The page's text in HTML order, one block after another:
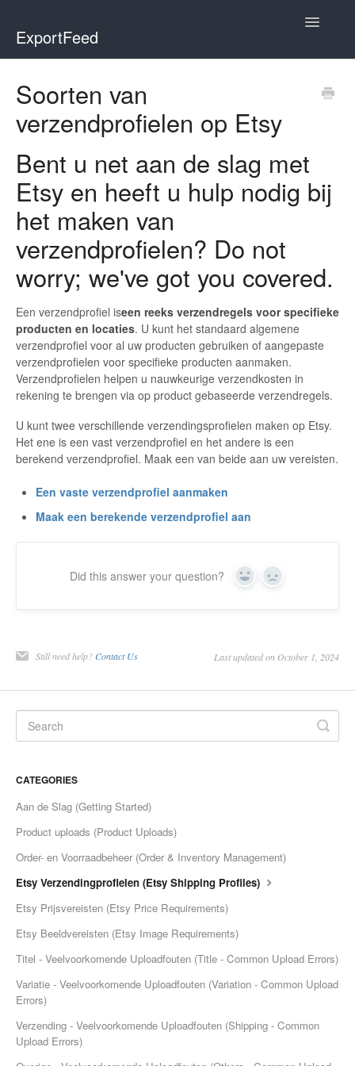
ExportFeed
Toggle
Wix - Square
Wix - Clover
Faire Integration
Wix-Faire
Affiliate Marketplace
Etsy Integration
Etsy Integration - Italian
Etsy Integration - French
Etsy Integration - Deutsch
Etsy Integration - Spanish
Etsy Integration - Dutch
Page Wise Docs - French
Page Wise Docs - Deutsch
Page Wise Docs - Spanish
Walmart Integration
Contact
Soorten van
verzendprofielen op Etsy
Bent u net aan de slag met
Etsy en heeft u hulp nodig bij
het maken van
verzendprofielen? Do not
worry; we've got you covered.
Een verzendprofiel iseen reeks verzendregels voor specifieke
producten en locaties. U kunt het standaard algemene
verzendprofiel voor al uw producten gebruiken of aangepaste
verzendprofielen voor specifieke producten aanmaken.
Verzendprofielen helpen u nauwkeurige verzendkosten in
rekening te brengen via op product gebaseerde verzendregels.
U kunt twee verschillende verzendingsprofielen maken op Etsy.
Het ene is een vast verzendprofiel en het andere is een
berekend verzendprofiel. Maak een van beide aan uw vereisten.
Een vaste verzendprofiel aanmaken
Maak een berekende verzendprofiel aan
Did this answer your question? Yes No
Still need help? Contact Us Last updated on October 1, 2024
CATEGORIES
Aan de Slag (Getting Started)
Product uploads (Product Uploads)
Order- en Voorraadbeheer (Order & Inventory Management)
Etsy Verzendingprofielen (Etsy Shipping Profiles)
Etsy Prijsvereisten (Etsy Price Requirements)
Etsy Beeldvereisten (Etsy Image Requirements)
Titel - Veelvoorkomende Uploadfouten (Title - Common Upload Errors)
Variatie - Veelvoorkomende Uploadfouten (Variation - Common Upload
Errors)
Verzending - Veelvoorkomende Uploadfouten (Shipping - Common
Upload Errors)